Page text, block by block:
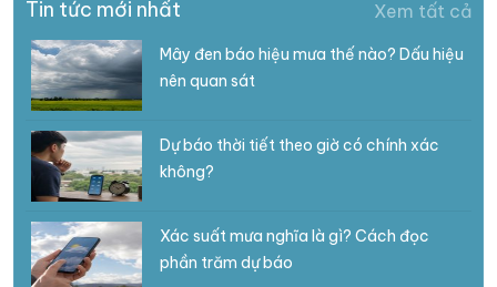
Tin tức mới nhất Xem tất cả
Mây đen báo hiệu mưa thế nào? Dấu hiệu
nên quan sát
Dự báo thời tiết theo giờ có chính xác
không?
Xác suất mưa nghĩa là gì? Cách đọc
phần trăm dự báo